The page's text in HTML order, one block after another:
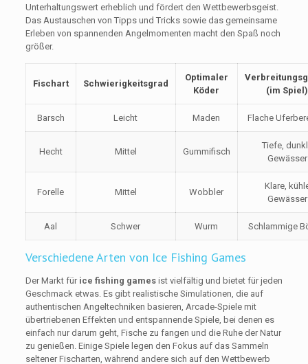
Unterhaltungswert erheblich und fördert den Wettbewerbsgeist.
Das Austauschen von Tipps und Tricks sowie das gemeinsame
Erleben von spannenden Angelmomenten macht den Spaß noch
größer.
Fischart Schwierigkeitsgrad
Optimaler
Köder
(im Spiel)
Barsch Leicht Maden Flache
Hecht Mittel Gummifisch
Tiefe,
Gewässer
Forelle Mittel Wobbler
Klare,
Gewässer
Aal Schwer Wurm Schlammige
Verschiedene Arten von Ice Fishing Games
Der Markt für ice fishing gamesist vielfältig und bietet für jeden
Geschmack etwas. Es gibt realistische Simulationen, die auf
authentischen Angeltechniken basieren, Arcade-Spiele mit
übertriebenen Effekten und entspannende Spiele, bei denen es
einfach nur darum geht, Fische zu fangen und die Ruhe der Natur
zu genießen. Einige Spiele legen den Fokus auf das Sammeln
seltener Fischarten, während andere sich auf den Wettbewerb